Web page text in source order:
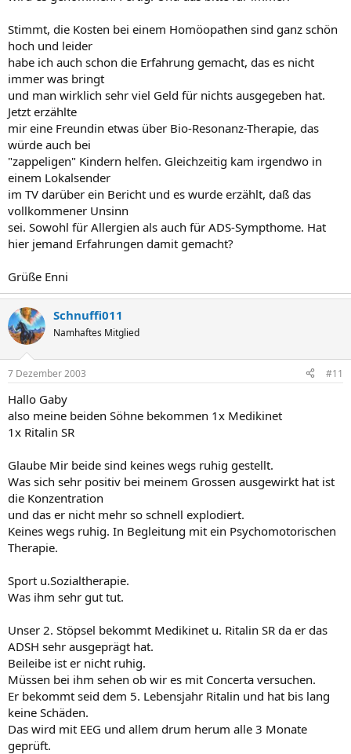
Stimmt, die Kosten bei einem Homöopathen sind ganz schön
hoch und leider
habe ich auch schon die Erfahrung gemacht, das es nicht
immer was bringt
und man wirklich sehr viel Geld für nichts ausgegeben hat.
Jetzt erzählte
mir eine Freundin etwas über Bio-Resonanz-Therapie, das
würde auch bei
"zappeligen" Kindern helfen. Gleichzeitig kam irgendwo in
einem Lokalsender
im TV darüber ein Bericht und es wurde erzählt, daß das
vollkommener Unsinn
sei. Sowohl für Allergien als auch für ADS-Sympthome. Hat
hier jemand Erfahrungen damit gemacht?
Grüße Enni
Schnuffi011
Namhaftes Mitglied
7 Dezember 2003 #11
Hallo Gaby
also meine beiden Söhne bekommen 1x Medikinet
1x Ritalin SR
Glaube Mir beide sind keines wegs ruhig gestellt.
Was sich sehr positiv bei meinem Grossen ausgewirkt hat ist
die Konzentration
und das er nicht mehr so schnell explodiert.
Keines wegs ruhig. In Begleitung mit ein Psychomotorischen
Therapie.
Sport u.Sozialtherapie.
Was ihm sehr gut tut.
Unser 2. Stöpsel bekommt Medikinet u. Ritalin SR da er das
ADSH sehr ausgeprägt hat.
Beileibe ist er nicht ruhig.
Müssen bei ihm sehen ob wir es mit Concerta versuchen.
Er bekommt seid dem 5. Lebensjahr Ritalin und hat bis lang
keine Schäden.
Das wird mit EEG und allem drum herum alle 3 Monate
geprüft.